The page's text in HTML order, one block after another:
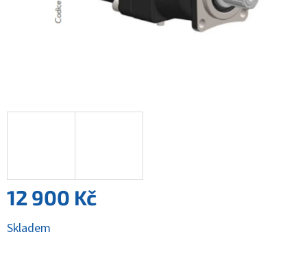
12 900 Kč
cena:
Skladem